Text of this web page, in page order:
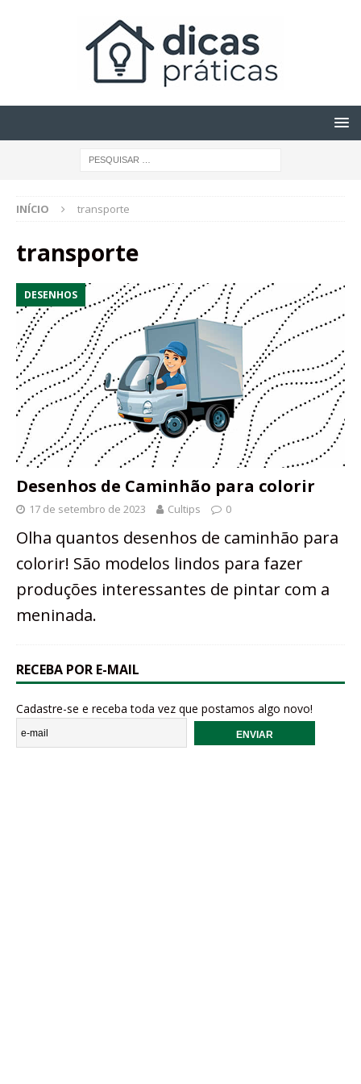
INÍCIO transporte
transporte
DESENHOS
Desenhos de Caminhão para colorir
17 de setembro de 2023 Cultips 0
Olha quantos desenhos de caminhão para
colorir! São modelos lindos para fazer
produções interessantes de pintar com a
meninada.
RECEBA POR E-MAIL
Cadastre-se e receba toda vez que postamos algo novo!